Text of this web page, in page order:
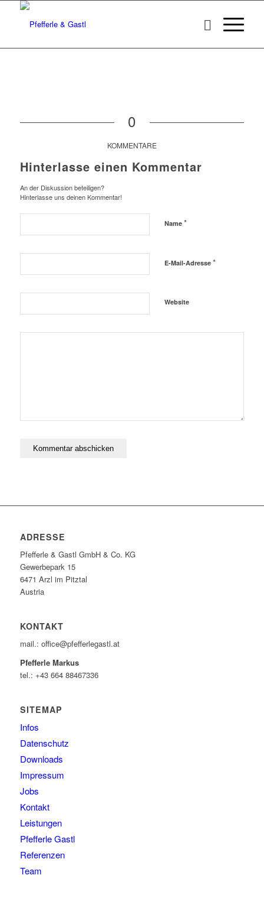
0
KOMMENTARE
Hinterlasse einen Kommentar
An der Diskussion beteiligen?
Hinterlasse uns deinen Kommentar!
Name *
E-Mail-Adresse *
Website
ADRESSE
Pfefferle & Gastl GmbH & Co. KG
Gewerbepark 15
6471 Arzl im Pitztal
Austria
KONTAKT
mail.: office@pfefferlegastl.at
Pfefferle Markus
tel.: +43 664 88467336
SITEMAP
Infos
Datenschutz
Downloads
Impressum
Jobs
Kontakt
Leistungen
Pfefferle Gastl
Referenzen
Team